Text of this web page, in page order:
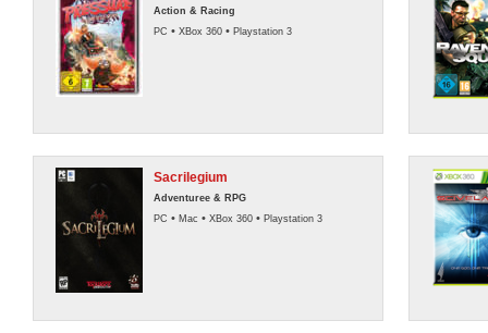
Action & Racing
PC • XBox 360 • Playstation 3
Sacrilegium
Adventuree & RPG
PC • Mac • XBox 360 • Playstation 3